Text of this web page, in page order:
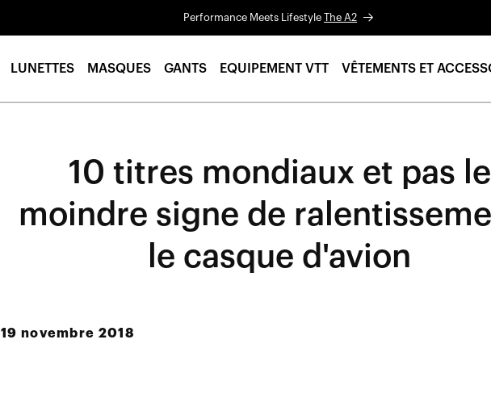
Performance Meets Lifestyle The A2
LUNETTES MASQUES GANTS EQUIPEMENT VTT VÊTEMENTS ET
10 titres mondiaux et pas le
moindre signe de
le casque d'avion
19 novembre 2018